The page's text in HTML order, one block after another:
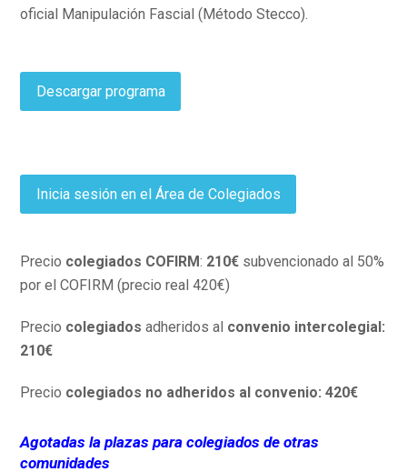
oficial Manipulación Fascial (Método Stecco).
Descargar programa
Inicia sesión en el Área de Colegiados
Precio colegiados COFIRM: 210€ subvencionado al 50%
por el COFIRM (precio real 420€)
Precio colegiados adheridos al convenio intercolegial:
210€
Precio colegiados no adheridos al convenio: 420€
Agotadas la plazas para colegiados de otras
comunidades